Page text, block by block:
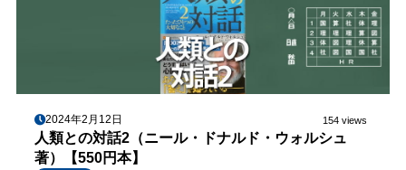
2024年2月12日 154 views
人類との対話2（ニール・ドナルド・ウォルシュ
著）【550円本】